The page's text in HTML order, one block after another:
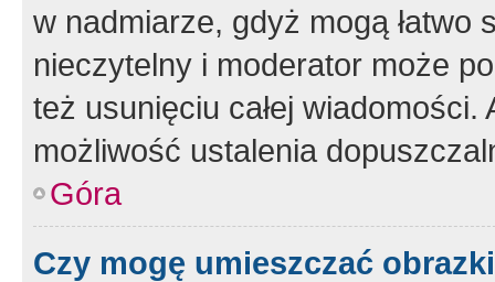
w nadmiarze, gdyż mogą
nieczytelny i moderator może
też usunięciu całej
możliwość ustalenia
Góra
Czy mogę umieszczać